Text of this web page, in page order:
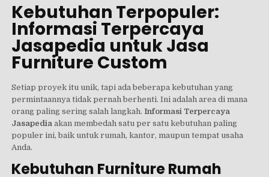
Kebutuhan Terpopuler:
Informasi Terpercaya
Jasapedia untuk Jasa
Furniture Custom
Setiap proyek itu unik, tapi ada beberapa kebutuhan yang
permintaannya tidak pernah berhenti. Ini adalah area di mana
orang paling sering salah langkah.Informasi Terpercaya
Jasapedia akan membedah satu per satu kebutuhan paling
populer ini, baik untuk rumah, kantor, maupun tempat usaha
Anda.
Kebutuhan Furniture Rumah